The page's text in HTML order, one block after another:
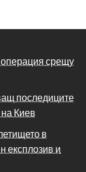
срещу
последиците
Киев
в
експлозив и